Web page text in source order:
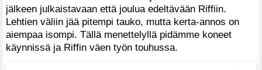
jälkeen julkaistavaan että joulua edeltävään Riffiin.
Lehtien väliin jää pitempi tauko, mutta kerta-annos on
aiempaa isompi. Tällä menettelyllä pidämme koneet
käynnissä ja Riffin väen työn touhussa.